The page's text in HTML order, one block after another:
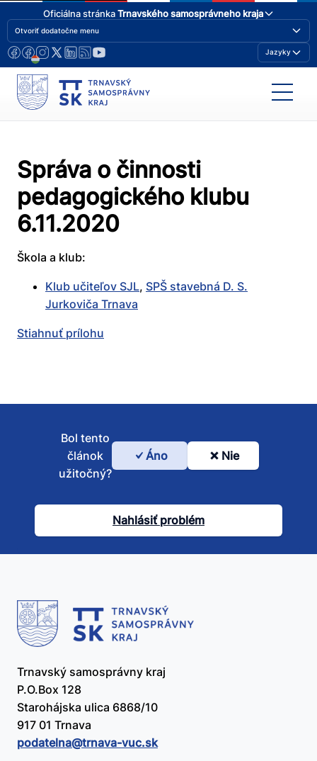
Oficiálna stránkaTrnavského samosprávneho kraja
Otvoriť dodatočne menu
Jazyky
Správa o činnosti
pedagogického klubu
6.11.2020
Škola a klub:
Klub učiteľov SJL, SPŠ stavebná D. S.
Jurkoviča Trnava
Stiahnuť prílohu
Bol
článok
užitočný?
Bol tento
článok
užitočný?
Áno Nie
Nahlásiť problém
Trnavský samosprávny kraj
P.O.Box 128
Starohájska ulica 6868/10
917 01 Trnava
podatelna@​trnava-vuc.sk